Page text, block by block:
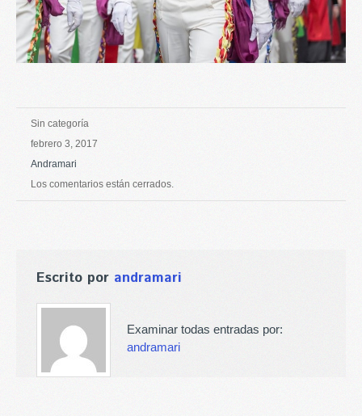
Sin categoría
febrero 3, 2017
Andramari
Los comentarios están cerrados.
Escrito por andramari
Examinar todas entradas por:
andramari